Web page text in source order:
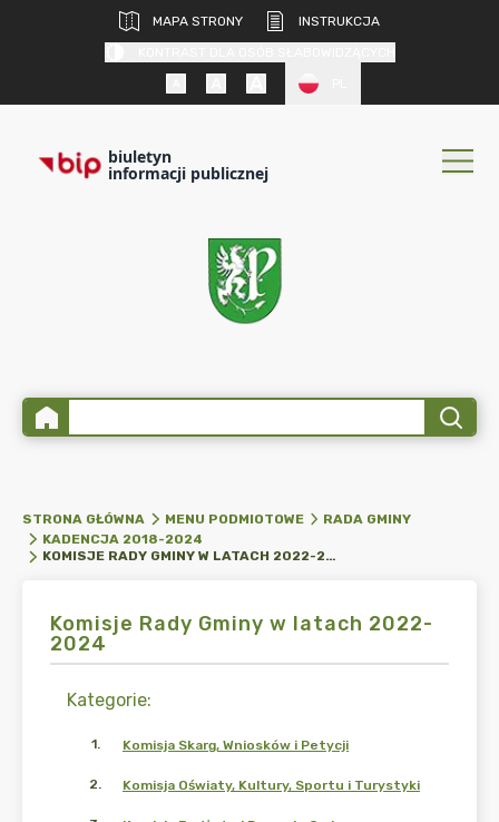
MAPA STRONY
INSTRUKCJA
biuletyn
informacji publicznej
STRONA GŁÓWNA MENU PODMIOTOWE
RADA GMINY
KADENCJA 2018-2024
KOMISJE RADY GMINY W LATACH 2022-2024
Komisje Rady Gminy w latach 2022-
2024
Kategorie:
1. Komisja Skarg, Wniosków i Petycji
2. Komisja Oświaty, Kultury, Sportu i Turystyki